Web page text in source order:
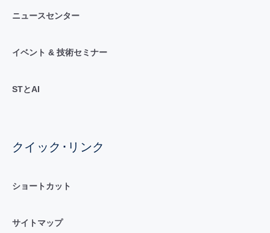
ニュースセンター
イベント & 技術セミナー
STとAI
クイック･リンク
ショートカット
サイトマップ